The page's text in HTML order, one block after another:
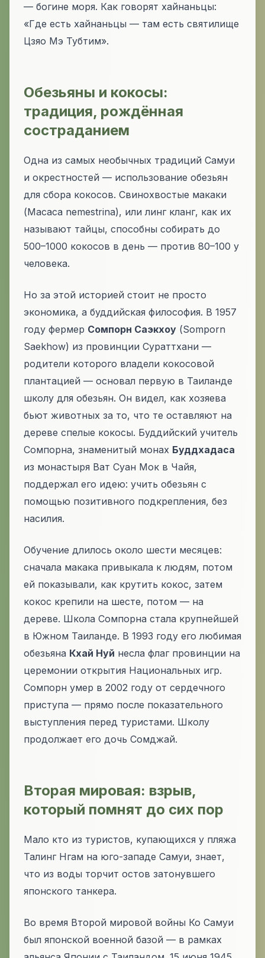
— богине моря. Как говорят хайнаньцы:
«Где есть хайнаньцы — там есть святилище
Цзяо Мэ Тубтим».
Обезьяны и кокосы:
традиция, рождённая
состраданием
Одна из самых необычных традиций Самуи
и окрестностей — использование обезьян
для сбора кокосов. Свинохвостые макаки
(Macaca nemestrina), илилинг кланг, как их
называют тайцы, способны собирать до
500–1000 кокосов в день — против 80–100 у
человека.
Но за этой историей стоит не просто
экономика, а буддийская философия. В 1957
году фермер Сомпорн Саэкхоу (Somporn
Saekhow) из провинции Сураттхани —
родители которого владели кокосовой
плантацией — основал первую в Таиланде
школу для обезьян. Он видел, как хозяева
бьют животных за то, что те оставляют на
дереве спелые кокосы. Буддийский учитель
Сомпорна, знаменитый монах Буддхадаса
из монастыря Ват Суан Мок в Чайя,
поддержал его идею: учить обезьян с
помощью позитивного подкрепления, без
насилия.
Обучение длилось около шести месяцев:
сначала макака привыкала к людям, потом
ей показывали, как крутить кокос, затем
кокос крепили на шесте, потом — на
дереве. Школа Сомпорна стала крупнейшей
в Южном Таиланде. В 1993 году его любимая
обезьяна Кхай Нуй несла флаг провинции на
церемонии открытия Национальных игр.
Сомпорн умер в 2002 году от сердечного
приступа — прямо после показательного
выступления перед туристами. Школу
продолжает его дочь Сомджай.
Вторая мировая: взрыв,
который помнят до сих пор
Мало кто из туристов, купающихся у пляжа
Талинг Нгам на юго-западе Самуи, знает,
что из воды торчит остов затонувшего
японского танкера.
Во время Второй мировой войны Ко Самуи
был японской военной базой — в рамках